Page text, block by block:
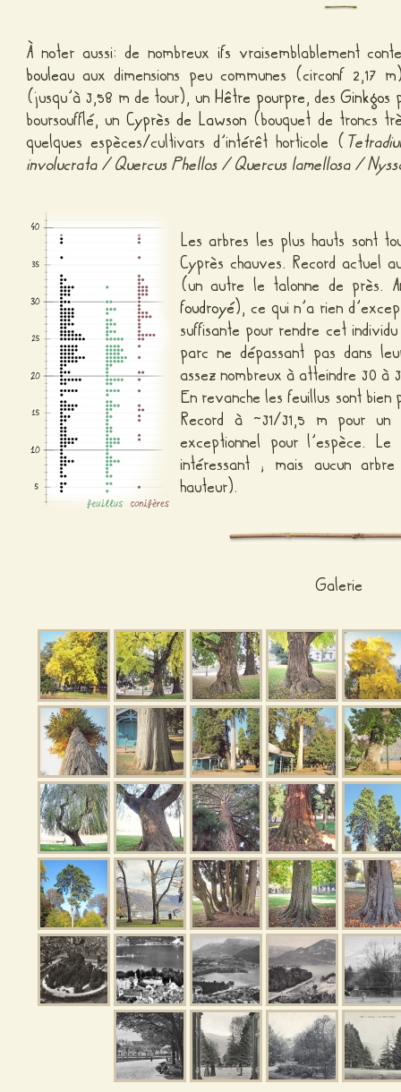
À noter aussi: de nombreuxifs vraisemblablement
bouleau aux dimensions peu communes (circonf 2,17
(jusqu’à 3,58 m de tour), unHêtre pourpre, desGinkgos
boursoufflé, unCyprès de Lawson (bouquet de troncs
quelques espèces/cultivars d’intérêt horticole (
involucrata / Quercus Phellos / Quercus lamellosa /
Les arbres les plus hauts sont
Cyprès chauves. Record actuel
(un autre le talonne de près.
foudroyé), ce qui n’a rien
suffisante pour rendre cet
parc ne dépassant pas dans
assez nombreux à atteindre 30 à
En revanche les feuillus sont
Record à ~31/31,5 m pour un
exceptionnel pour l’espèce. Le
intéressant ; mais aucun
hauteur).
Galerie